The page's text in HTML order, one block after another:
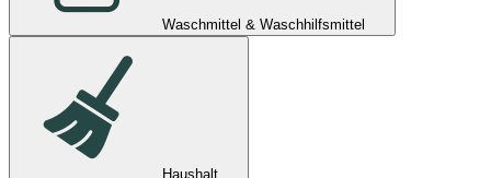
Waschmittel & Waschhilfsmittel
Haushalt